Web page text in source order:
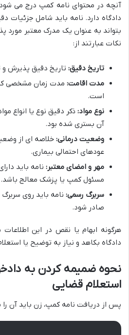
آنچه در محتوای نامه کمپ درج می
دادگاه دارد. نامه باید شامل جزئیات
بتواند به عنوان یک مدرک معتبر مورد
نکات عبارتند از:
تاریخ دقیق: تاریخ دقیق پذیرش
مدت اقامت: مدت زمان مشخصی
است.
نوع مواد: ذکر دقیق نوع یا انواع
آن بستری شده بود.
وضعیت درمانی: خلاصه ای از
عودهای احتمالی بیماری.
مهر و امضای معتبر: نامه باید
مسئول کمپ یا پزشک معالج باشد.
سربرگ رسمی: نامه باید روی
صادر شود.
هرگونه ابهام یا نقص در این اطلاعات
دادگاه بکاهد و نیاز به توضیح یا
نحوه ضمیمه کردن به
استعلام قضایی
پس از دریافت نامه کمپ، زن باید آن را